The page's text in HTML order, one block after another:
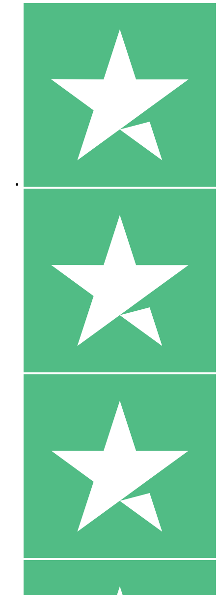
Individuella Kreditpaket
Betala per användning med nedladdningskrediter. Inget
1 Nedladdningar
10 00
10 Nedladdningar
20 00